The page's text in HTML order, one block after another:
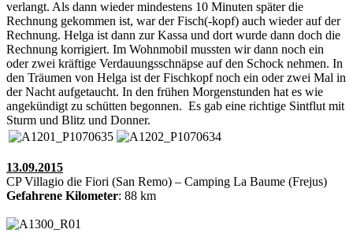
verlangt. Als dann wieder mindestens 10 Minuten später die
Rechnung gekommen ist, war der Fisch(-kopf) auch wieder auf der
Rechnung. Helga ist dann zur Kassa und dort wurde dann doch die
Rechnung korrigiert. Im Wohnmobil mussten wir dann noch ein
oder zwei kräftige Verdauungsschnäpse auf den Schock nehmen. In
den Träumen von Helga ist der Fischkopf noch ein oder zwei Mal in
der Nacht aufgetaucht. In den frühen Morgenstunden hat es wie
angekündigt zu schütten begonnen. Es gab eine richtige Sintflut mit
Sturm und Blitz und Donner.
13.09.2015
CP Villagio die Fiori (San Remo) – Camping La Baume (Frejus)
Gefahrene Kilometer: 88 km